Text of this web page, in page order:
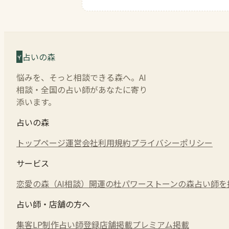
占いの森
悩みを、そっと相談できる森へ。AI
相談・全国の占い師があなたに寄り
添います。
占いの森
トップページ運営会社利用規約プライバシーポリシー
サービス
恋愛の森（AI相談） 開運の杜パワーストーンの森占い師
占い師・店舗の方へ
集客LP制作占い師登録店舗掲載プレミアム掲載